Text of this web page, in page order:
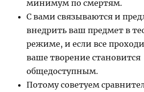
минимум по смертям.
С вами связываются и
внедрить ваш предмет в
режиме, и если все
ваше творение становится
общедоступным.
Потому советуем